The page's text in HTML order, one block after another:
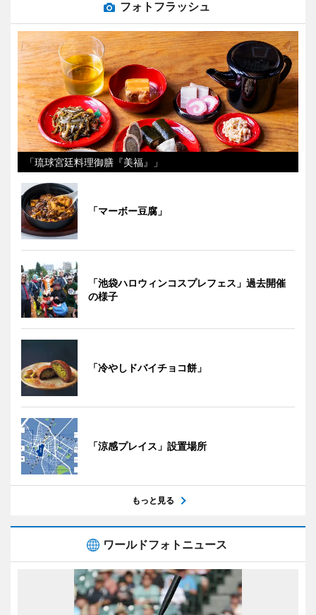
フォトフラッシュ
「琉球宮廷料理御膳『美福』」
「マーボー豆腐」
「池袋ハロウィンコスプレフェス」過去開催
の様子
「冷やしドバイチョコ餅」
「涼感プレイス」設置場所
もっと見る
ワールドフォトニュース